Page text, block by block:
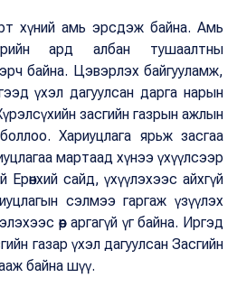
хүний амь эрсдэж байна. Амь
ард албан тушаалтны
байна. Цэвэрлэх байгууламж,
үхэл дагуулсан дарга нарын
засгийн газрын ажлын
Хариуцлага ярьж засгаа
мартаад хүнээ үхүүлсээр
Ерөнхий сайд, үхүүлэхээс айхгүй
сэлмээ гаргаж үзүүлэх
өөр аргагүй үг байна. Иргэд
газар үхэл дагуулсан Засгийн
байна шүү.